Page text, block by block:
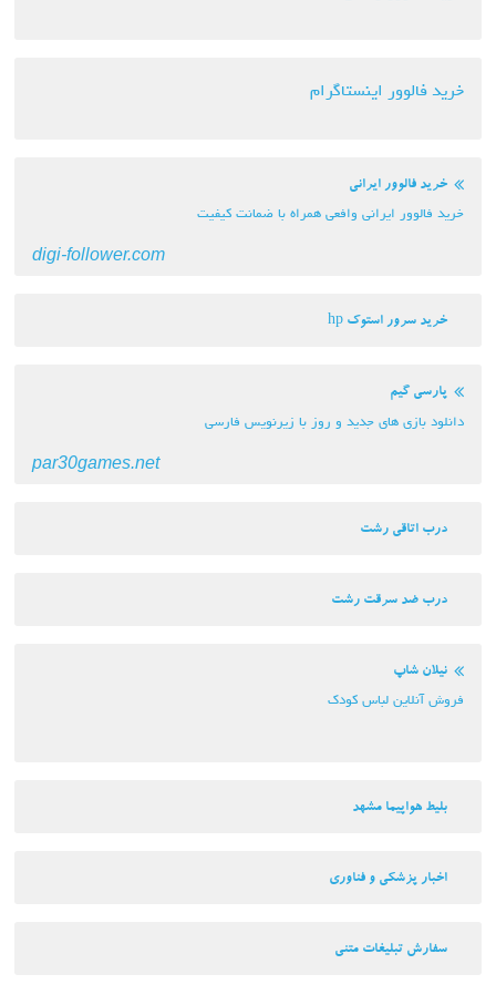
خرید فالوور اینستاگرام
خرید فالوور ایرانی
خرید فالوور ایرانی وافعی همراه با ضمانت کیفیت
digi-follower.com
خرید سرور استوک hp
پارسی گیم
دانلود بازی های جدید و روز با زیرنویس فارسی
par30games.net
درب اتاقی رشت
درب ضد سرقت رشت
نیلان شاپ
فروش آنلاین لباس کودک
بلیط هواپیما مشهد
اخبار پزشکی و فناوری
سفارش تبلیغات متنی